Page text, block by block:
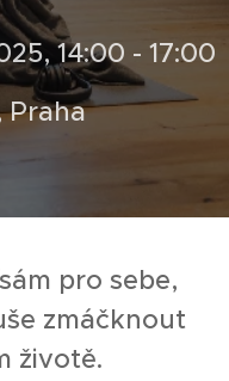
14:00 - 17:00
Praha
pro sebe,
zmáčknout
životě.